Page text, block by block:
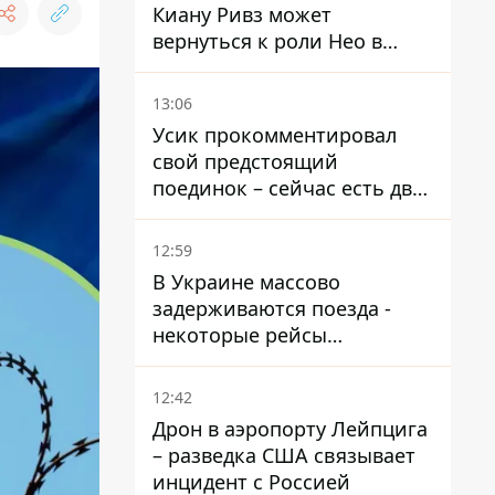
Киану Ривз может
вернуться к роли Нео в
пятой части
13:06
Усик прокомментировал
свой предстоящий
поединок – сейчас есть два
варианта
12:59
В Украине массово
задерживаются поезда -
некоторые рейсы
опаздывают более чем на
12 часов
12:42
Дрон в аэропорту Лейпцига
– разведка США связывает
инцидент с Россией